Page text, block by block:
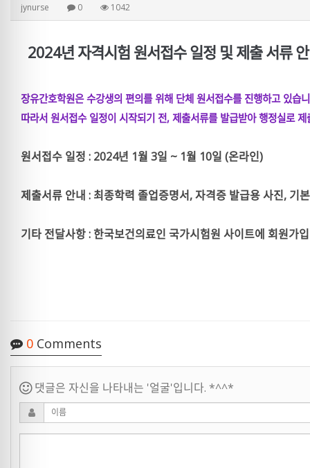
jynurse 0 1042
2024년 자격시험 원서접수 일정 및 제출 서류
장유간호학원은 수강생의 편의를 위해 단체 원서접수를 진행하고 있습
따라서 원서접수 일정이 시작되기 전, 제출서류를 발급받아 행정실로
원서접수 일정 : 2024년 1월 3일 ~ 1월 10일 (온라인)
제출서류 안내 : 최종학력 졸업증명서, 자격증 발급용 사진, 기
기타 전달사항 : 한국보건의료인 국가시험원 사이트에 회원가
0 Comments
댓글은 자신을 나타내는 '얼굴'입니다. *^^*